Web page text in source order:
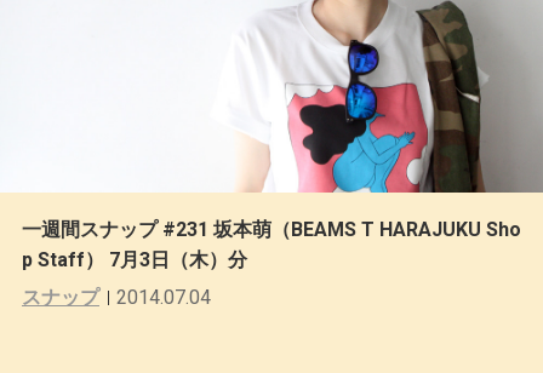
一週間スナップ #231 坂本萌（BEAMS T HARAJUKU Sho
p Staff） 7月3日（木）分
スナップ
2014.07.04